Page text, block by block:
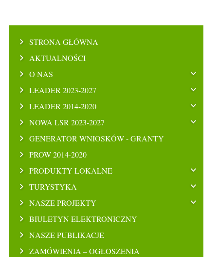
STRONA GŁÓWNA
AKTUALNOŚCI
O NAS
LEADER 2023-2027
LEADER 2014-2020
NOWA LSR 2023-2027
GENERATOR WNIOSKÓW - GRANTY
PROW 2014-2020
PRODUKTY LOKALNE
TURYSTYKA
NASZE PROJEKTY
BIULETYN ELEKTRONICZNY
NASZE PUBLIKACJE
ZAMÓWIENIA – OGŁOSZENIA